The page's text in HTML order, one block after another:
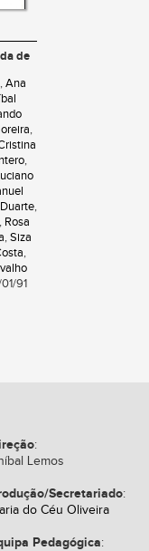
de
, Ana
,
,
,
, Rosa
, Siza
,
91
:
Lemos
Secretariado:
do Céu Oliveira
Pedagógica: